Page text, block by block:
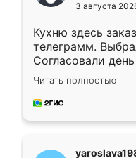
3 августа
Кухню здесь
телеграмм.
Согласовали
недели кухня
довольны
мебель за
Читать полностью